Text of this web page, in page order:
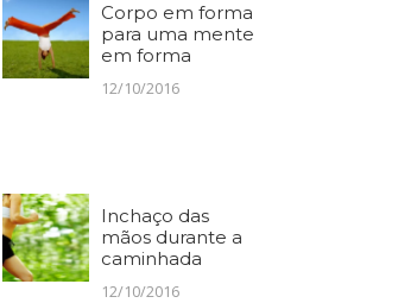
Corpo em forma
para uma mente
em forma
12/10/2016
Inchaço das
mãos durante a
caminhada
12/10/2016